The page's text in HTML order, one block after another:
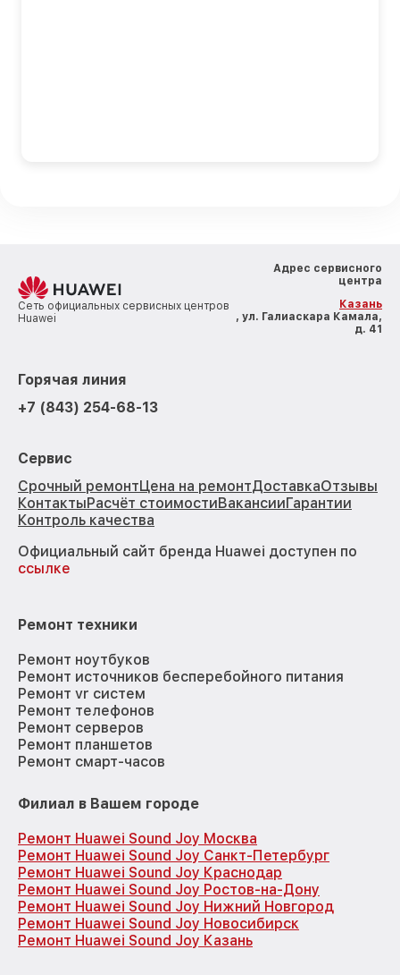
Сеть официальных сервисных центров
Huawei
Адрес сервисного
центра
Казань
, ул. Галиаскара Камала,
д. 41
Горячая линия
+7 (843) 254-68-13
Сервис
Срочный ремонтЦена на ремонтДоставкаОтзывы
КонтактыРасчёт стоимостиВакансииГарантии
Контроль качества
Официальный сайт бренда Huawei доступен по
ссылке
Ремонт техники
Ремонт ноутбуков
Ремонт источников бесперебойного питания
Ремонт vr систем
Ремонт телефонов
Ремонт серверов
Ремонт планшетов
Ремонт смарт-часов
Филиал в Вашем городе
Ремонт Huawei Sound Joy Москва
Ремонт Huawei Sound Joy Санкт-Петербург
Ремонт Huawei Sound Joy Краснодар
Ремонт Huawei Sound Joy Ростов-на-Дону
Ремонт Huawei Sound Joy Нижний Новгород
Ремонт Huawei Sound Joy Новосибирск
Ремонт Huawei Sound Joy Казань